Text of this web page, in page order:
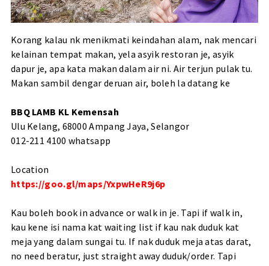
Korang kalau nk menikmati keindahan alam, nak mencari
kelainan tempat makan, yela asyik restoran je, asyik
dapur je, apa kata makan dalam air ni. Air terjun pulak tu.
Makan sambil dengar deruan air, boleh la datang ke
BBQ LAMB KL Kemensah
Ulu Kelang, 68000 Ampang Jaya, Selangor
012-211 4100 whatsapp
Location
https://goo.gl/maps/YxpwHeR9j6p
Kau boleh book in advance or walk in je. Tapi if walk in,
kau kene isi nama kat waiting list if kau nak duduk kat
meja yang dalam sungai tu. If nak duduk meja atas darat,
no need beratur, just straight away duduk/order. Tapi